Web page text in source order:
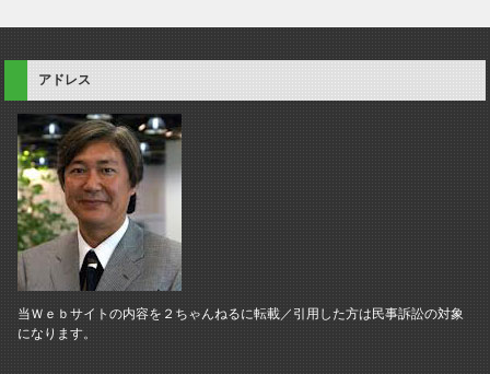
アドレス
当Ｗｅｂサイトの内容を２ちゃんねるに転載／引用した方は民事訴訟の対象
になります。